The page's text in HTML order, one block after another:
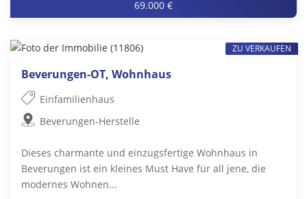
69.000 €
Beverungen-OT, Wohnhaus
Einfamilienhaus
Beverungen-Herstelle
Dieses charmante und einzugsfertige Wohnhaus in
Beverungen ist ein kleines Must Have für all jene, die
modernes Wohnen...
ZU VERKAUFEN